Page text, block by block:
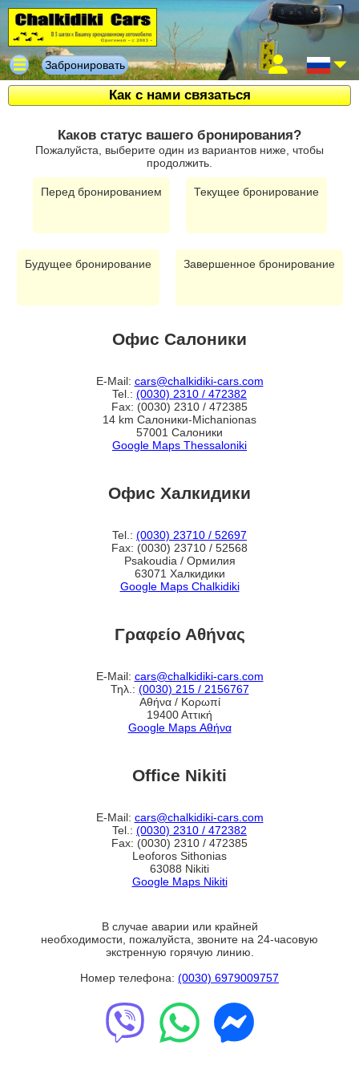
Забронировать
Как с нами связаться
Каков статус вашего бронирования?
Пожалуйста, выберите один из вариантов ниже, чтобы
продолжить.
Перед бронированием Текущее бронирование
Будущее бронирование Завершенное бронирование
Офис Салоники
E-Mail: cars@chalkidiki-cars.com
Tel.: (0030) 2310 / 472382
Fax: (0030) 2310 / 472385
14 km Салоники-Michanionas
57001 Салоники
Google Maps Thessaloniki
Офис Халкидики
Tel.: (0030) 23710 / 52697
Fax: (0030) 23710 / 52568
Psakoudia / Ормилия
63071 Халкидики
Google Maps Chalkidiki
Γραφείο Αθήνας
E-Mail: cars@chalkidiki-cars.com
Τηλ.: (0030) 215 / 2156767
Αθήνα / Κορωπί
19400 Αττική
Google Maps Αθήνα
Office Nikiti
E-Mail: cars@chalkidiki-cars.com
Tel.: (0030) 2310 / 472382
Fax: (0030) 2310 / 472385
Leoforos Sithonias
63088 Nikiti
Google Maps Nikiti
В случае аварии или крайней
необходимости, пожалуйста, звоните на 24-часовую
экстренную горячую линию.
Номер телефона: (0030) 6979009757